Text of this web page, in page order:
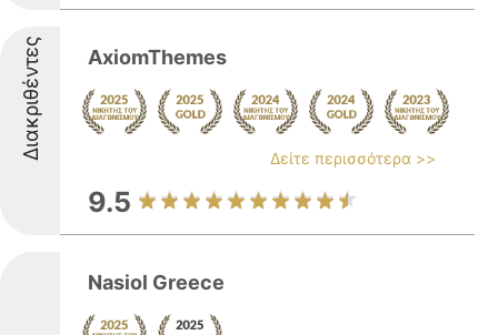
Διακριθέντες AxiomThemes
Δείτε περισσότερα >>
9.5
Nasiol Greece